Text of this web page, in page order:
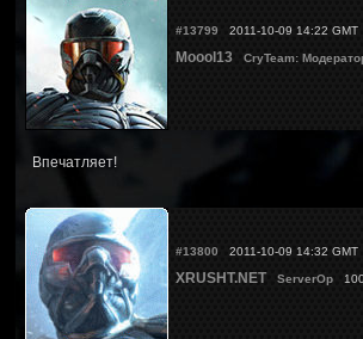
#13799 2011-10-09 14:22 GMT
Moool13 CryTeam:
Впечатляет!
#13800 2011-10-09 14:32 GMT
XRUSHT.NET ServerOp